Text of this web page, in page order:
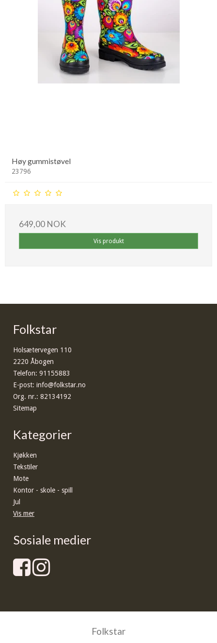
Høy gummistøvel
23796
649,00 NOK
Vis produkt
Folkstar
Holsætervegen 110
2220 Åbogen
Telefon: 91155883
E-post: info@folkstar.no
Org. nr.: 82134192
Sitemap
Kategorier
Kjøkken
Tekstiler
Mote
Kontor - skole - spill
Jul
Vis mer
Sosiale medier
Folkstar